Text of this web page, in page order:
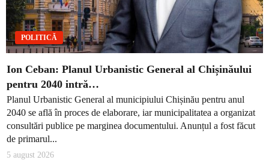
POLITICĂ
Ion Ceban: Planul Urbanistic General al Chișinăului
pentru 2040 intră…
Planul Urbanistic General al municipiului Chișinău pentru anul
2040 se află în proces de elaborare, iar municipalitatea a organizat
consultări publice pe marginea documentului. Anunțul a fost făcut
de primarul...
5 august 2026